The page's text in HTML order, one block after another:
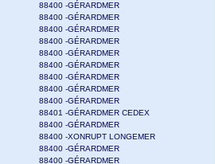
88400 -GÉRARDMER
88400 -GÉRARDMER
88400 -GÉRARDMER
88400 -GÉRARDMER
88400 -GÉRARDMER
88400 -GÉRARDMER
88400 -GÉRARDMER
88400 -GÉRARDMER
88400 -GÉRARDMER
88401 -GÉRARDMER CEDEX
88400 -GÉRARDMER
88400 -XONRUPT LONGEMER
88400 -GÉRARDMER
88400 -GÉRARDMER